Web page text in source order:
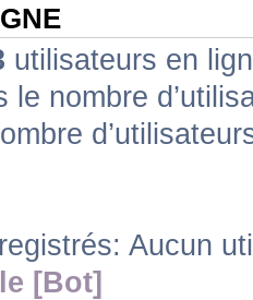
utilisateurs en
le nombre
Aucun
[Bot]